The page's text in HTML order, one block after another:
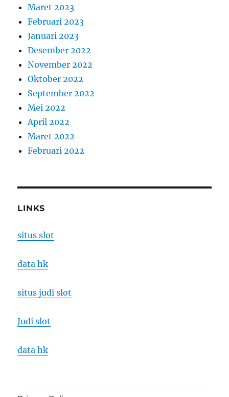
Maret 2023
Februari 2023
Januari 2023
Desember 2022
November 2022
Oktober 2022
September 2022
Mei 2022
April 2022
Maret 2022
Februari 2022
LINKS
situs slot
data hk
situs judi slot
Judi slot
data hk